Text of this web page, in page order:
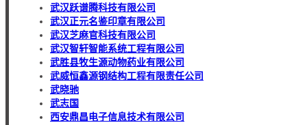
武汉跃谱腾科技有限公司
武汉正元名鉴印章有限公司
武汉芝麻官科技有限公司
武汉智轩智能系统工程有限公司
武胜县牧生源动物药业有限公司
武威恒鑫源钢结构工程有限责任公司
武晓驰
武志国
西安鼎昌电子信息技术有限公司